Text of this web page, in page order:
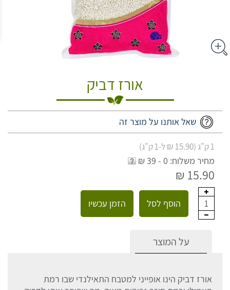
אורז דביק
שאל אותנו על מוצר זה
1 ק"ג (15.90 ₪ ל-1 ק"ג)
מחיר משלוח: 0 - 39 ₪
15.90 ₪
1 הוסף לסל הזמן עכשיו
על המוצר
אורז דביק הינו אופייני למטבח התאילנדי שבו רמת